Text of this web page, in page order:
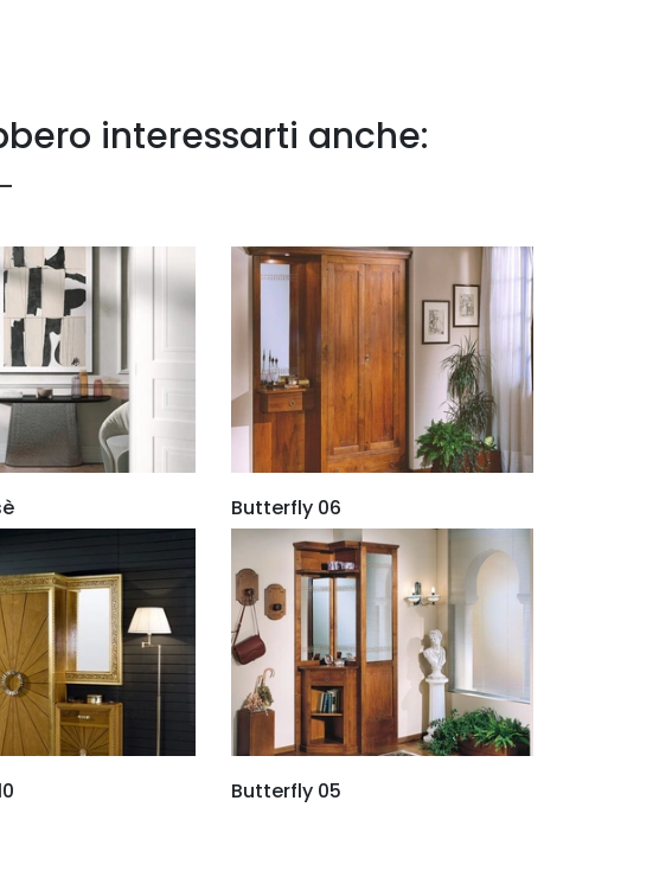
interessarti anche:
Butterfly 06
Butterfly 05